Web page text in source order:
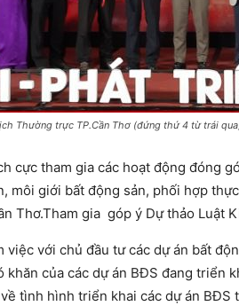
Thường trực TP.Cần Thơ (đứng thứ 4 từ trái
cực tham gia các hoạt động đóng
môi giới bất động sản, phối hợp
Thơ.Tham gia góp ý Dự thảo Luật
việc với chủ đầu tư các dự án bất
khăn của các dự án BĐS đang triển
tình hình triển khai các dự án BĐS